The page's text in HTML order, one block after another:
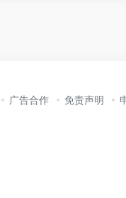
广告合作 免责声明